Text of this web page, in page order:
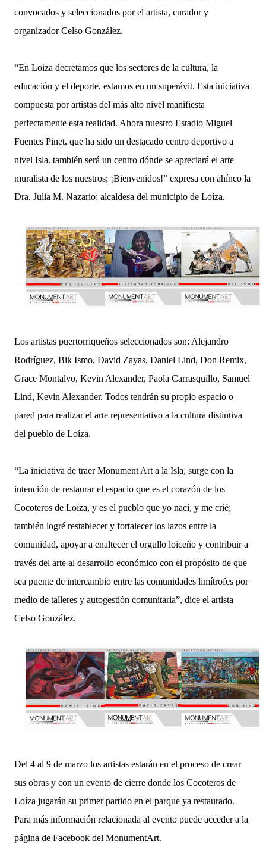
convocados y seleccionados por el artista, curador y
organizador Celso González.
“En Loiza decretamos que los sectores de la cultura, la
educación y el deporte, estamos en un superávit. Esta iniciativa
compuesta por artistas del más alto nivel manifiesta
perfectamente esta realidad. Ahora nuestro Estadio Miguel
Fuentes Pinet, que ha sido un destacado centro deportivo a
nivel Isla. también será un centro dónde se apreciará el arte
muralista de los nuestros; ¡Bienvenidos!” expresa con ahínco la
Dra. Julia M. Nazario; alcaldesa del municipio de Loíza.
Los artistas puertorriqueños seleccionados son: Alejandro
Rodríguez, Bik Ismo, David Zayas, Daniel Lind, Don Remix,
Grace Montalvo, Kevin Alexander, Paola Carrasquillo, Samuel
Lind, Kevin Alexander. Todos tendrán su propio espacio o
pared para realizar el arte representativo a la cultura distintiva
del pueblo de Loíza.
“La iniciativa de traer Monument Art a la Isla, surge con la
intención de restaurar el espacio que es el corazón de los
Cocoteros de Loíza, y es el pueblo que yo nací, y me crié;
también logré restablecer y fortalecer los lazos entre la
comunidad, apoyar a enaltecer el orgullo loiceño y contribuir a
través del arte al desarrollo económico con el propósito de que
sea puente de intercambio entre las comunidades limítrofes por
medio de talleres y autogestión comunitaria”, dice el artista
Celso González.
Del 4 al 9 de marzo los artistas estarán en el proceso de crear
sus obras y con un evento de cierre donde los Cocoteros de
Loíza jugarán su primer partido en el parque ya restaurado.
Para más información relacionada al evento puede acceder a la
página de Facebook del MonumentArt.